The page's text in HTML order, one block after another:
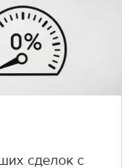
сделок с